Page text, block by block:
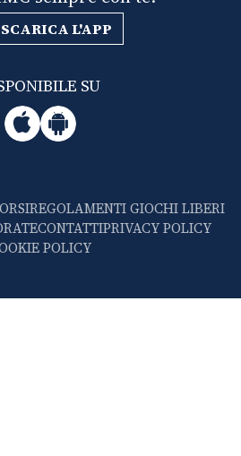
SCARICA L'APP
SU
REGOLAMENTI GIOCHI LIBERI
CONTATTIPRIVACY POLICY
POLICY